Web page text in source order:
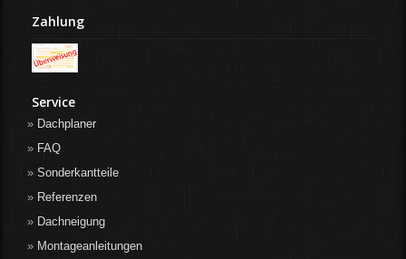
Zahlung
Service
Dachplaner
FAQ
Sonderkantteile
Referenzen
Dachneigung
Montageanleitungen